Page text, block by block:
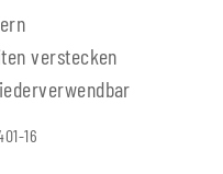
verstecken
16